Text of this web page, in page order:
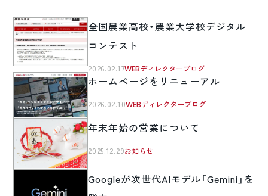
全国農業高校・農業大学校デジタル
コンテスト
2026.02.17WEBディレクターブログ
ホームページをリニューアル
2026.02.10WEBディレクターブログ
年末年始の営業について
2025.12.29お知らせ
Googleが次世代AIモデル「Gemini」を